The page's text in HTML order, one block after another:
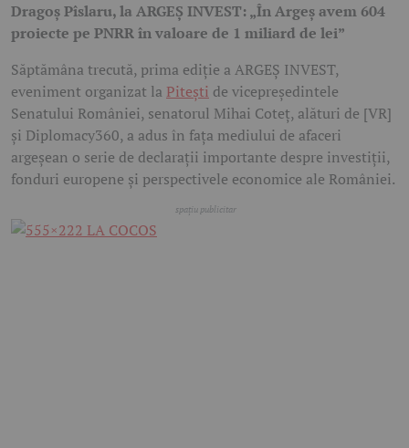
Dragoș Pîslaru, la ARGEȘ INVEST: „În Argeș avem 604
proiecte pe PNRR în valoare de 1 miliard de lei”
Săptămâna trecută, prima ediție a ARGEȘ INVEST,
eveniment organizat la Pitești de vicepreședintele
Senatului României, senatorul Mihai Coteț, alături de [VR]
și Diplomacy360, a adus în fața mediului de afaceri
argeșean o serie de declarații importante despre investiții,
fonduri europene și perspectivele economice ale României.